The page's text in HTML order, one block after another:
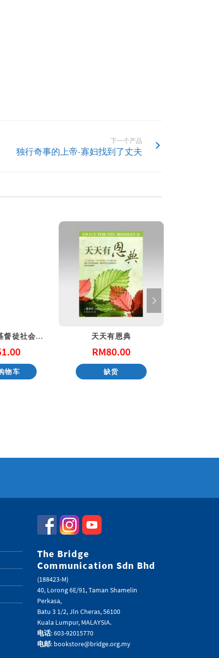
下一个产品
独行奇事的上帝-寡妇找到了丈夫
公共的信仰-基督徒社会参与的第一课
物车
天天有恩典
RM80.00
缺货
The Bridge
Communication Sdn Bhd
(188423-M)
40, Lorong 6E/91, Taman Shamelin
Perkasa,
Batu 3 1/2, Jln Cheras, 56100
Kuala Lumpur, MALAYSIA.
电话: 603-92015770
电邮: bookstore@bridge.org.my